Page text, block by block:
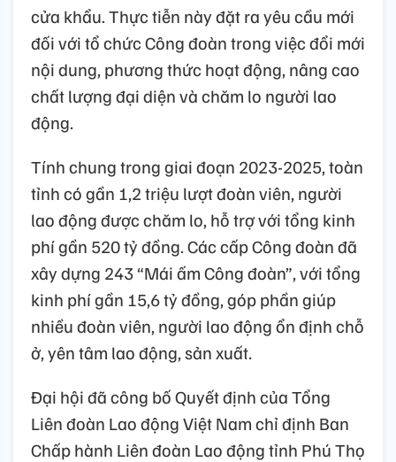
cửa khẩu. Thực tiễn này đặt ra yêu cầu mới
đối với tổ chức Công đoàn trong việc đổi mới
nội dung, phương thức hoạt động, nâng cao
chất lượng đại diện và chăm lo người lao
động.
Tính chung trong giai đoạn 2023-2025, toàn
tỉnh có gần 1,2 triệu lượt đoàn viên, người
lao động được chăm lo, hỗ trợ với tổng kinh
phí gần 520 tỷ đồng. Các cấp Công đoàn đã
xây dựng 243 “Mái ấm Công đoàn”, với tổng
kinh phí gần 15,6 tỷ đồng, góp phần giúp
nhiều đoàn viên, người lao động ổn định chỗ
ở, yên tâm lao động, sản xuất.
Đại hội đã công bố Quyết định của Tổng
Liên đoàn Lao động Việt Nam chỉ định Ban
Chấp hành Liên đoàn Lao động tỉnh Phú Thọ